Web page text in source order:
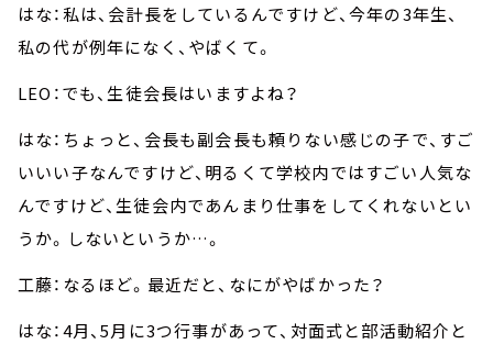
はな：私は、会計長をしているんですけど、今年の3年生、
私の代が例年になく、やばくて。
LEO：でも、生徒会長はいますよね？
はな：ちょっと、会長も副会長も頼りない感じの子で、すご
いいい子なんですけど、明るくて学校内ではすごい人気な
んですけど、生徒会内であんまり仕事をしてくれないとい
うか。しないというか…。
工藤：なるほど。最近だと、なにがやばかった？
はな：4月、5月に3つ行事があって、対面式と部活動紹介と